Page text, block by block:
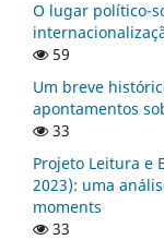
O lugar político-
59
Um breve
apontamentos
33
Projeto Leitura e
2023): uma
moments
33